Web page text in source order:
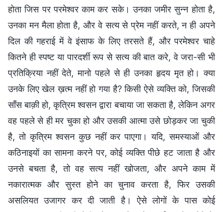
होता जिस पर परमेश्वर काम कर सके। उनका जमीर सुन्न होता है,
उनका मन मैला होता है, और वे सत्य से प्रेम नहीं करते, न ही अपने
दिल की गहराई में वे इंसाफ के लिए तरसते हैं, और परमेश्वर चाहे
कितने ही स्पष्ट या पारदर्शी रूप से सत्य की बात करे, वे जरा-सी भी
प्रतिक्रिया नहीं देते, मानो पहले से ही उनका हृदय मृत हो। क्या
उनके लिए खेल ख़त्म नहीं हो गया है? किसी ऐसे व्यक्ति को, जिसकी
साँस बाक़ी हो, कृत्रिम श्वसन द्वारा बचाया जा सकता है, लेकिन अगर
वह पहले से ही मर चुका हो और उसकी आत्मा उसे छोड़कर जा चुकी
है, तो कृत्रिम श्वसन कुछ नहीं कर पाएगा। यदि, समस्याओं और
कठिनाइयों का सामना करने पर, कोई व्यक्ति पीछे हट जाता है और
उनसे बचता है, तो वह सत्य नहीं खोजता, और अपने काम में
नकारात्मक और सुस्त होने का चुनाव करता है, फिर उसकी
असलियत उजागर कर दी जाती है। ऐसे लोगों के पास कोई